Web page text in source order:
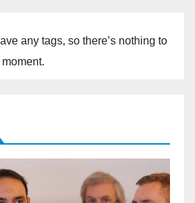
any tags, so there’s nothing to